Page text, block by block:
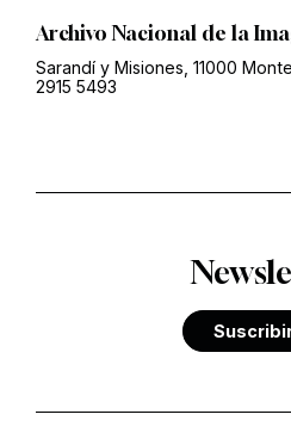
Archivo Nacional de la
Sarandí y Misiones, 11000
2915 5493